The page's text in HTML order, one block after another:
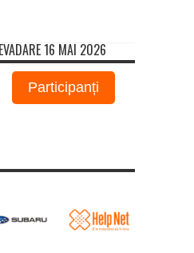
16 MAI 2026
Participanți